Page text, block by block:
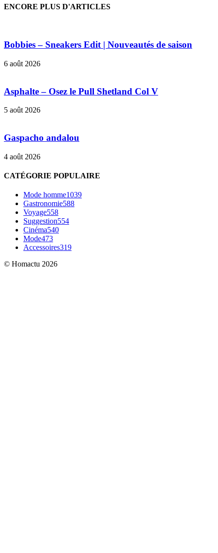
ENCORE PLUS D'ARTICLES
Bobbies – Sneakers Edit | Nouveautés de saison
6 août 2026
Asphalte – Osez le Pull Shetland Col V
5 août 2026
Gaspacho andalou
4 août 2026
CATÉGORIE POPULAIRE
Mode homme1039
Gastronomie588
Voyage558
Suggestion554
Cinéma540
Mode473
Accessoires319
© Homactu 2026